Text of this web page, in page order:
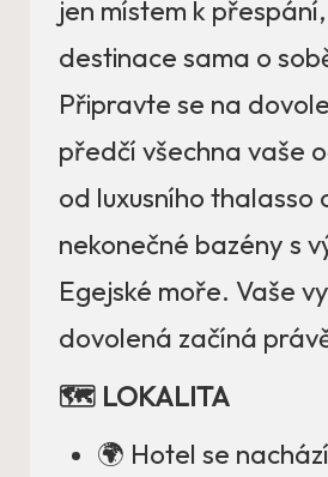
jen místem k
destinace sama o
Připravte se na
předčí všechna vaše
od luxusního thalasso
nekonečné bazény s
Egejské moře. Vaše
dovolená začíná
🗺️ LOKALITA
🌍 Hotel se